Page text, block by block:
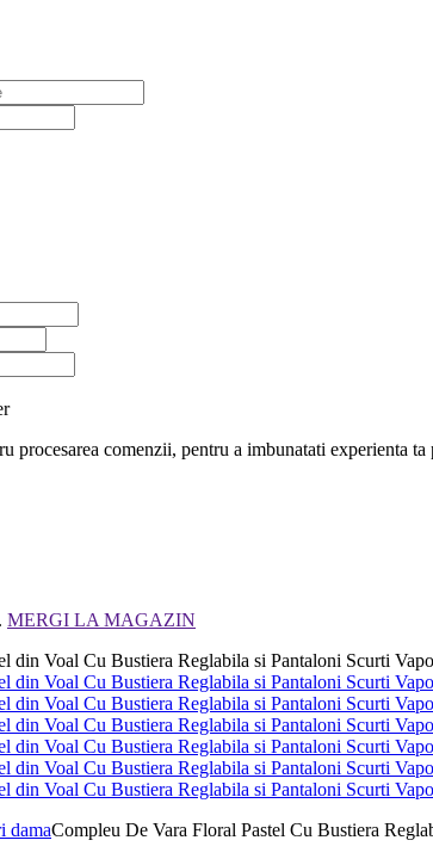
procesarea comenzii, pentru a imbunatati experienta ta
MERGI LA MAGAZIN
damaCompleu De Vara Floral Pastel Cu Bustiera